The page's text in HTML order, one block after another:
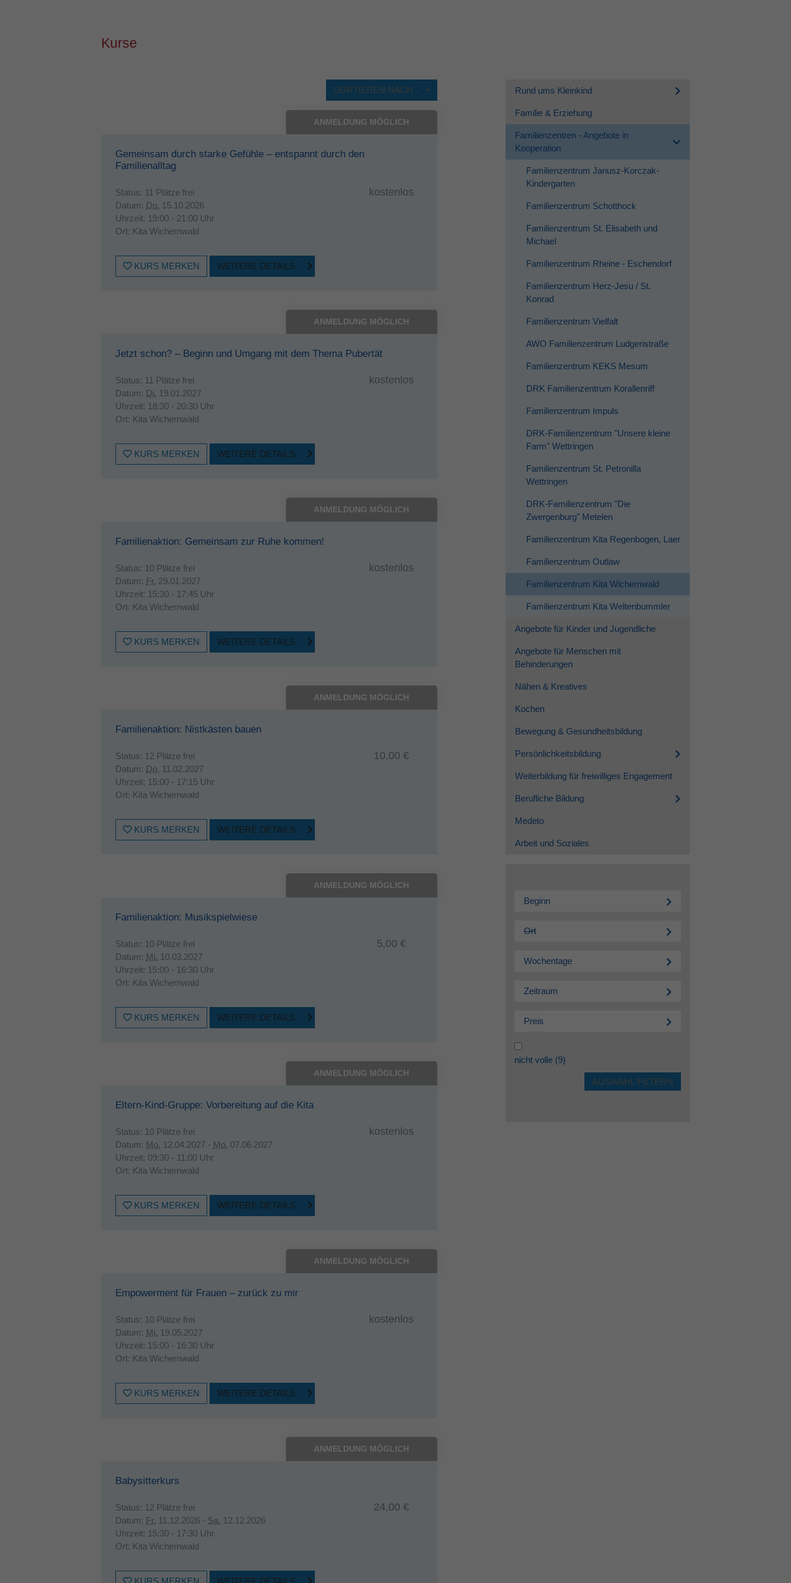
Kurse
SORTIEREN NACH...
ANMELDUNG MÖGLICH
Gemeinsam durch starke Gefühle – entspannt durch den
Familienalltag
Status: 11 Plätze frei
Datum: Do. 15.10.2026
Uhrzeit: 19:00 - 21:00 Uhr
Ort: Kita Wichernwald
kostenlos
KURS MERKEN WEITERE DETAILS
ANMELDUNG MÖGLICH
Jetzt schon? – Beginn und Umgang mit dem Thema Pubertät
Status: 11 Plätze frei
Datum: Di. 19.01.2027
Uhrzeit: 18:30 - 20:30 Uhr
Ort: Kita Wichernwald
kostenlos
KURS MERKEN WEITERE DETAILS
ANMELDUNG MÖGLICH
Familienaktion: Gemeinsam zur Ruhe kommen!
Status: 10 Plätze frei
Datum: Fr. 29.01.2027
Uhrzeit: 15:30 - 17:45 Uhr
Ort: Kita Wichernwald
kostenlos
KURS MERKEN WEITERE DETAILS
ANMELDUNG MÖGLICH
Familienaktion: Nistkästen bauen
Status: 12 Plätze frei
Datum: Do. 11.02.2027
Uhrzeit: 15:00 - 17:15 Uhr
Ort: Kita Wichernwald
10,00 €
KURS MERKEN WEITERE DETAILS
ANMELDUNG MÖGLICH
Familienaktion: Musikspielwiese
Status: 10 Plätze frei
Datum: Mi. 10.03.2027
Uhrzeit: 15:00 - 16:30 Uhr
Ort: Kita Wichernwald
5,00 €
KURS MERKEN WEITERE DETAILS
ANMELDUNG MÖGLICH
Eltern-Kind-Gruppe: Vorbereitung auf die Kita
Status: 10 Plätze frei
Datum: Mo. 12.04.2027 - Mo. 07.06.2027
Uhrzeit: 09:30 - 11:00 Uhr
Ort: Kita Wichernwald
kostenlos
KURS MERKEN WEITERE DETAILS
ANMELDUNG MÖGLICH
Empowerment für Frauen – zurück zu mir
Status: 10 Plätze frei
Datum: Mi. 19.05.2027
Uhrzeit: 15:00 - 16:30 Uhr
Ort: Kita Wichernwald
kostenlos
KURS MERKEN WEITERE DETAILS
ANMELDUNG MÖGLICH
Babysitterkurs
Status: 12 Plätze frei
Datum: Fr. 11.12.2026 - Sa. 12.12.2026
Uhrzeit: 15:30 - 17:30 Uhr
Ort: Kita Wichernwald
24,00 €
KURS MERKEN WEITERE DETAILS
Rund ums Kleinkind
Familie & Erziehung
Familienzentren - Angebote in
Kooperation
Familienzentrum Janusz-Korczak-
Kindergarten
Familienzentrum Schotthock
Familienzentrum St. Elisabeth und
Michael
Familienzentrum Rheine - Eschendorf
Familienzentrum Herz-Jesu / St.
Konrad
Familienzentrum Vielfalt
AWO Familienzentrum Ludgeristraße
Familienzentrum KEKS Mesum
DRK Familienzentrum Korallenriff
Familienzentrum Impuls
DRK-Familienzentrum "Unsere kleine
Farm" Wettringen
Familienzentrum St. Petronilla
Wettringen
DRK-Familienzentrum "Die
Zwergenburg" Metelen
Familienzentrum Kita Regenbogen, Laer
Familienzentrum Outlaw
Familienzentrum Kita Wichernwald
Familienzentrum Kita Weltenbummler
Angebote für Kinder und Jugendliche
Angebote für Menschen mit
Behinderungen
Nähen & Kreatives
Kochen
Bewegung & Gesundheitsbildung
Persönlichkeitsbildung
Weiterbildung für freiwilliges Engagement
Berufliche Bildung
Medeto
Arbeit und Soziales
Beginn
Ort
Wochentage
Zeitraum
Preis
nicht volle(9)